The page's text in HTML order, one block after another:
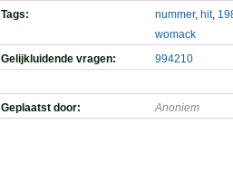
Tags:
nummer, hit,
womack
Gelijkluidende vragen:
994210
Geplaatst door: Anoniem